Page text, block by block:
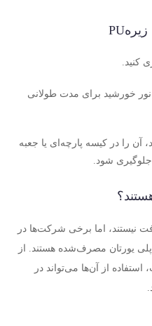
PU
کنید.
خورشید برای مدت طولانی
را در کیسه پارچه‌ای یا جعبه
جلوگیری شود.
نیستند، اما برخی شرکت‌ها در
یورتان مصرف‌شده هستند. از
استفاده از آن‌ها می‌تواند در
.